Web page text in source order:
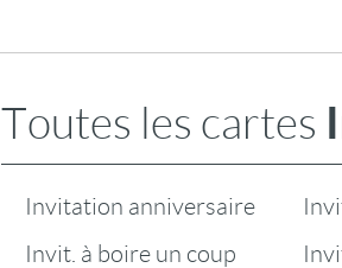
Toutes les cartes
Invitation anniversaire
Invit. à boire un coup